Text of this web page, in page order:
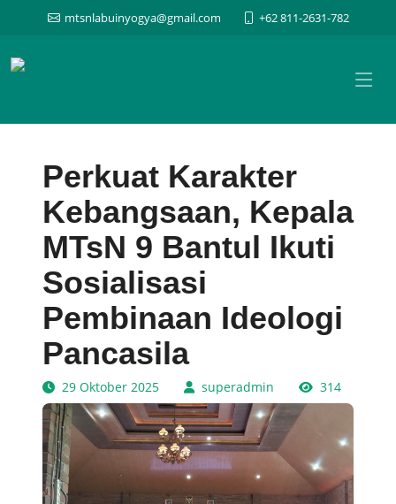
mtsnlabuinyogya@gmail.com +62 811-2631-782
Perkuat Karakter
Kebangsaan, Kepala
MTsN 9 Bantul Ikuti
Sosialisasi
Pembinaan Ideologi
Pancasila
29 Oktober 2025 superadmin 314